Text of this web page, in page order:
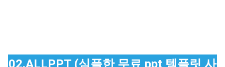
02.ALLPPT (심플한 무료 ppt 템플릿 사